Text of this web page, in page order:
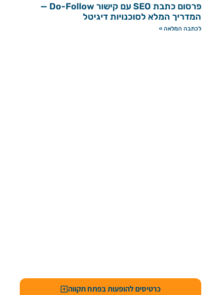
פרסום כתבת SEO עם קישור Do-Follow —
המדריך המלא לסוכנויות דיגיטל
לכתבה המלאה »
כרטיסים להופעות בפתח תקווה